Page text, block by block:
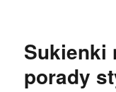
Sukienki
porady